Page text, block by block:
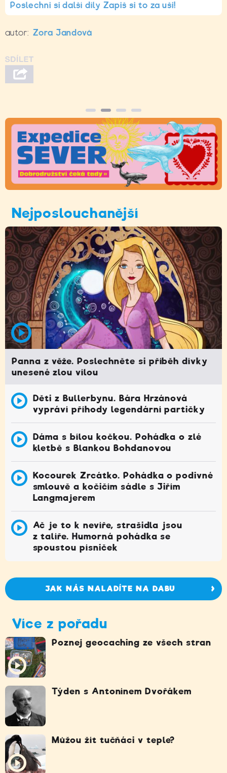
Poslechni si další díly Zapiš si to za uši!
autor: Zora Jandová
Nejposlouchanější
Panna z věže. Poslechněte si příběh dívky
unesené zlou vílou
Děti z Bullerbynu. Bára Hrzánová
vypráví příhody legendární partičky
Dáma s bílou kočkou. Pohádka o zlé
kletbě s Blankou Bohdanovou
Kocourek Zrcátko. Pohádka o podivné
smlouvě a kočičím sádle s Jiřím
Langmajerem
Ač je to k nevíře, strašidla jsou
z talíře. Humorná pohádka se
spoustou písniček
JAK NÁS NALADÍTE NA DABU
Více z pořadu
Poznej geocaching ze všech stran
Týden s Antonínem Dvořákem
Můžou žít tučňáci v teple?